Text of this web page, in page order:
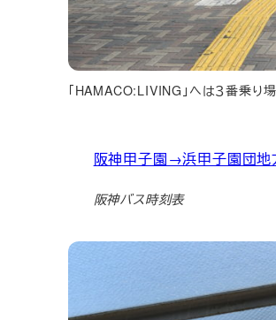
「HAMACO:LIVING」へは３番乗り
阪神甲子園→浜甲子園団地
阪神バス時刻表